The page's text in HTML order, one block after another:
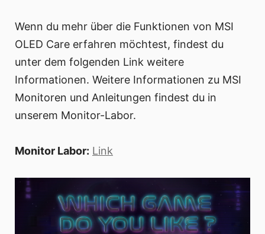
Wenn du mehr über die Funktionen von MSI
OLED Care erfahren möchtest, findest du
unter dem folgenden Link weitere
Informationen. Weitere Informationen zu MSI
Monitoren und Anleitungen findest du in
unserem Monitor-Labor.
Monitor Labor: Link